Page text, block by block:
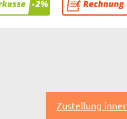
Zustellung